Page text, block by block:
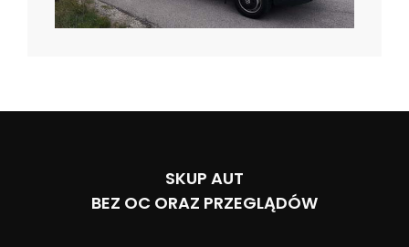
SKUP AUT
BEZ OC ORAZ PRZEGLĄDÓW